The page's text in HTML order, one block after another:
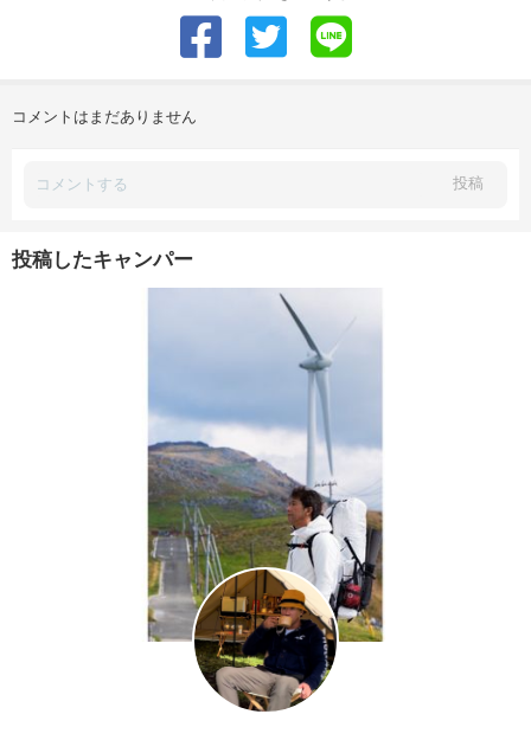
コメントはまだありません
投稿
投稿したキャンパー